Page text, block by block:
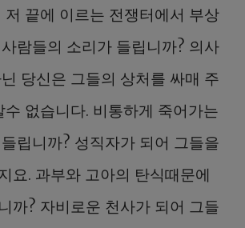
저 끝에 이르는 전쟁터에서 부상
람들의 소리가 들립니까? 의사
당신은 그들의 상처를 싸매 주
수 없습니다. 비통하게 죽어가는
립니까? 성직자가 되어 그들을
요. 과부와 고아의 탄식때문에
까? 자비로운 천사가 되어 그들